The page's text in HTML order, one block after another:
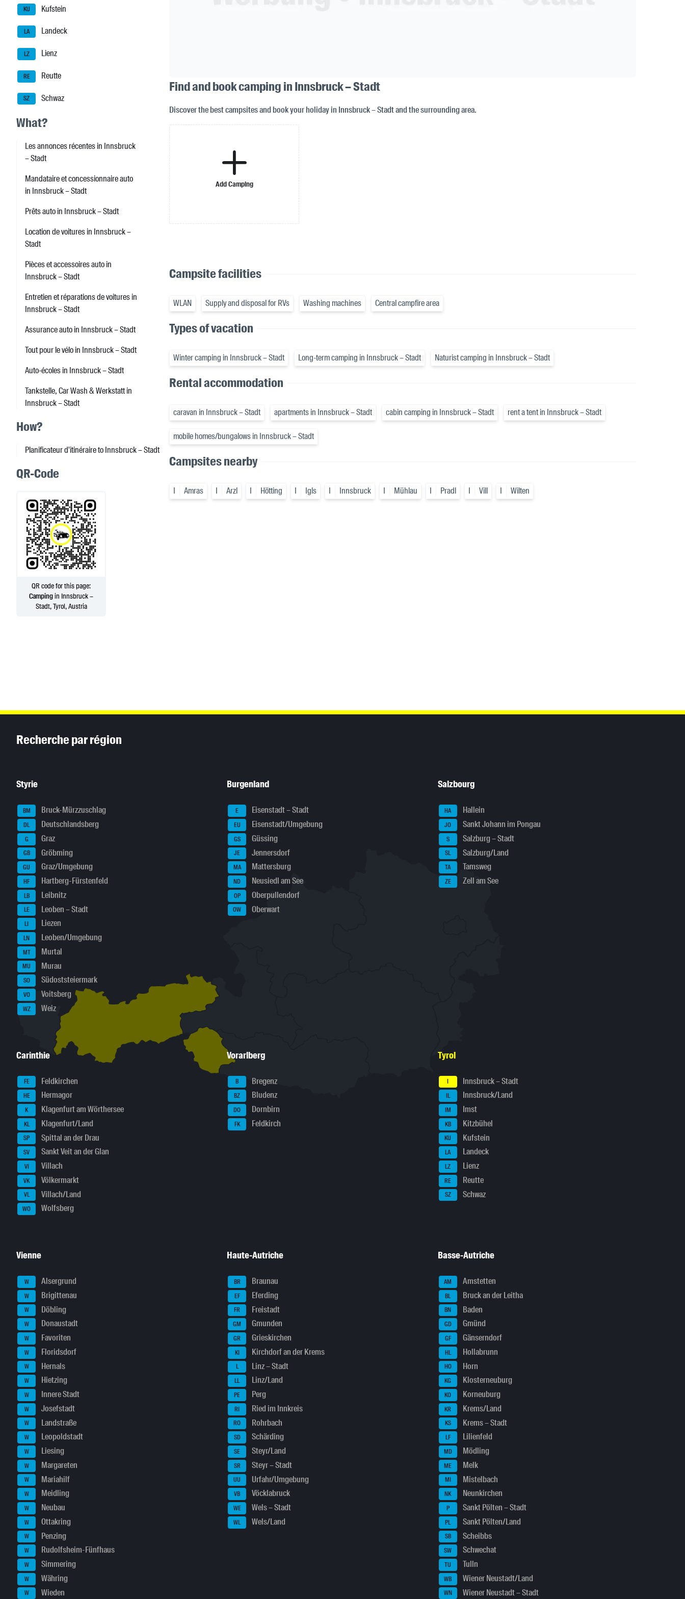
KU Kufstein
LA Landeck
LZ Lienz
RE Reutte
SZ Schwaz
What?
Les annonces récentes in Innsbruck
– Stadt
Mandataire et concessionnaire auto
in Innsbruck – Stadt
Prêts auto in Innsbruck – Stadt
Location de voitures in Innsbruck –
Stadt
Pièces et accessoires auto in
Innsbruck – Stadt
Entretien et réparations de voitures in
Innsbruck – Stadt
Assurance auto in Innsbruck – Stadt
Tout pour le vélo in Innsbruck – Stadt
Auto-écoles in Innsbruck – Stadt
Tankstelle, Car Wash & Werkstatt in
Innsbruck – Stadt
How?
Planificateur d'itinéraire to Innsbruck – Stadt
QR-Code
QR code for this page:
Campingin Innsbruck –
Stadt, Tyrol, Austria
Find and book camping in Innsbruck – Stadt
Discover the best campsites and book your holiday in Innsbruck – Stadt and the surrounding area.
Add Camping
Campsite facilities
WLAN Supply and disposal for RVs Washing machines Central campfire area
Types of vacation
Winter camping in Innsbruck – Stadt Long-term camping in Innsbruck – Stadt Naturist camping in Innsbruck – Stadt
Rental accommodation
caravan in Innsbruck – Stadt apartments in Innsbruck – Stadt cabin camping in Innsbruck – Stadt rent a tent in Innsbruck – Stadt
mobile homes/bungalows in Innsbruck – Stadt
Campsites nearby
I Amras I Arzl I Hötting I Igls I Innsbruck I Mühlau I Pradl I Vill I Wilten
Recherche par région
Styrie
BM Bruck-Mürzzuschlag
DL Deutschlandsberg
G Graz
GB Gröbming
GU Graz/Umgebung
HF Hartberg-Fürstenfeld
LB Leibnitz
LE Leoben – Stadt
LI Liezen
LN Leoben/Umgebung
MT Murtal
MU Murau
SO Südoststeiermark
VO Voitsberg
WZ Weiz
Burgenland
E Eisenstadt – Stadt
EU Eisenstadt/Umgebung
GS Güssing
JE Jennersdorf
MA Mattersburg
ND Neusiedl am See
OP Oberpullendorf
OW Oberwart
Salzbourg
HA Hallein
JO Sankt Johann im Pongau
S Salzburg – Stadt
SL Salzburg/Land
TA Tamsweg
ZE Zell am See
Carinthie
FE Feldkirchen
HE Hermagor
K Klagenfurt am Wörthersee
KL Klagenfurt/Land
SP Spittal an der Drau
SV Sankt Veit an der Glan
VI Villach
VK Völkermarkt
VL Villach/Land
WO Wolfsberg
Vorarlberg
B Bregenz
BZ Bludenz
DO Dornbirn
FK Feldkirch
Tyrol
I Innsbruck – Stadt
IL Innsbruck/Land
IM Imst
KB Kitzbühel
KU Kufstein
LA Landeck
LZ Lienz
RE Reutte
SZ Schwaz
Vienne
W Alsergrund
W Brigittenau
W Döbling
W Donaustadt
W Favoriten
W Floridsdorf
W Hernals
W Hietzing
W Innere Stadt
W Josefstadt
W Landstraße
W Leopoldstadt
W Liesing
W Margareten
W Mariahilf
W Meidling
W Neubau
W Ottakring
W Penzing
W Rudolfsheim-Fünfhaus
W Simmering
W Währing
W Wieden
Haute-Autriche
BR Braunau
EF Eferding
FR Freistadt
GM Gmunden
GR Grieskirchen
KI Kirchdorf an der Krems
L Linz – Stadt
LL Linz/Land
PE Perg
RI Ried im Innkreis
RO Rohrbach
SD Schärding
SE Steyr/Land
SR Steyr – Stadt
UU Urfahr/Umgebung
VB Vöcklabruck
WE Wels – Stadt
WL Wels/Land
Basse-Autriche
AM Amstetten
BL Bruck an der Leitha
BN Baden
GD Gmünd
GF Gänserndorf
HL Hollabrunn
HO Horn
KG Klosterneuburg
KO Korneuburg
KR Krems/Land
KS Krems – Stadt
LF Lilienfeld
MD Mödling
ME Melk
MI Mistelbach
NK Neunkirchen
P Sankt Pölten – Stadt
PL Sankt Pölten/Land
SB Scheibbs
SW Schwechat
TU Tulln
WB Wiener Neustadt/Land
WN Wiener Neustadt – Stadt